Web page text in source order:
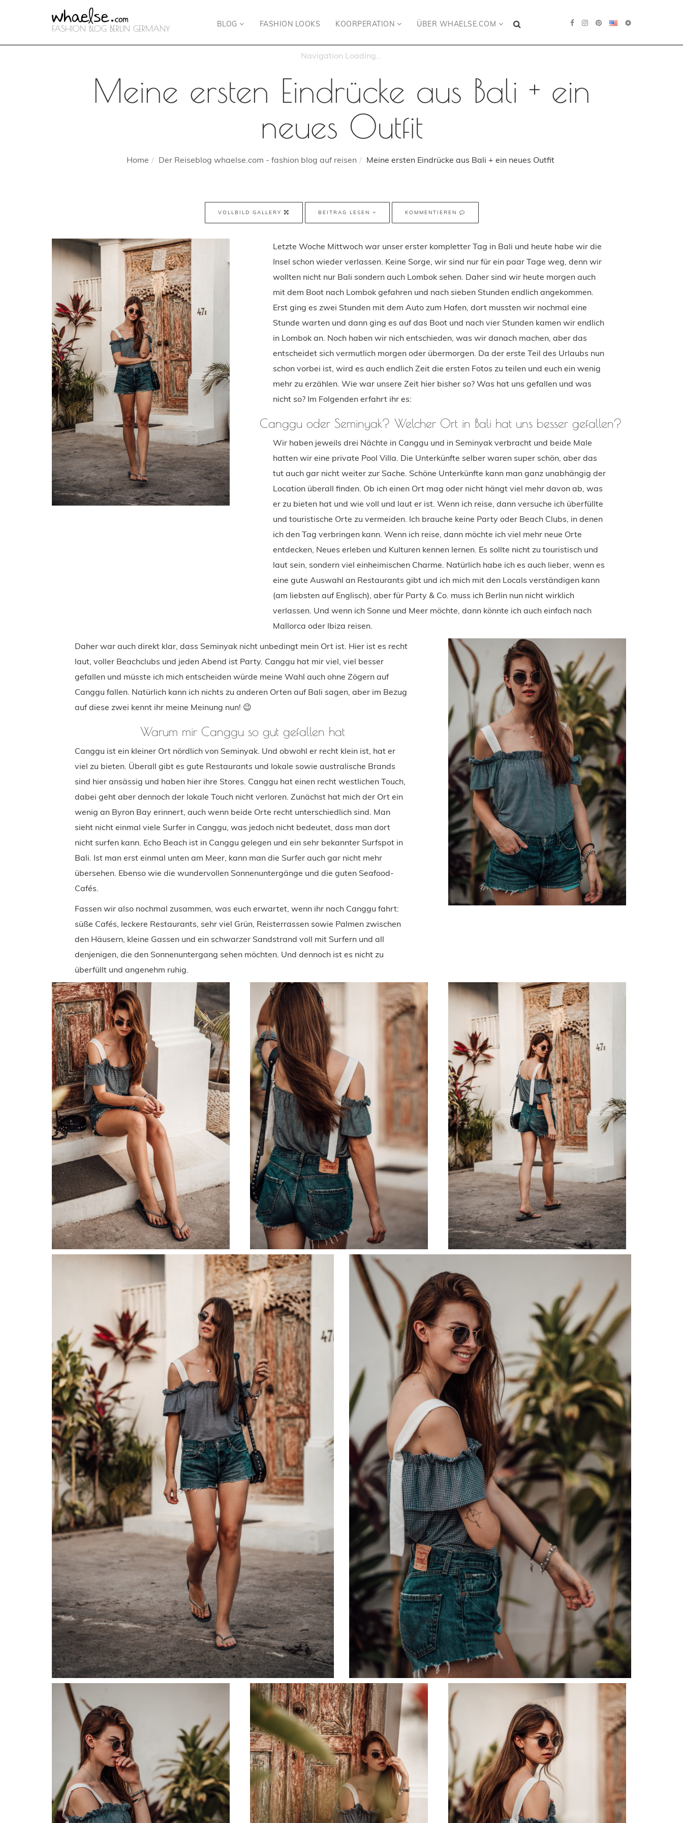
FASHION BLOG BERLIN GERMANY
BLOG FASHION LOOKS KOORPERATION ÜBER WHAELSE.COM
Meine ersten Eindrücke aus Bali + ein
neues Outfit
Home Der Reiseblog whaelse.com - fashion blog auf reisen Meine ersten Eindrücke aus Bali + ein neues Outfit
VOLLBILD GALLERY BEITRAG LESEN KOMMENTIEREN
Letzte Woche Mittwoch war unser erster kompletter Tag in Bali und heute habe wir die
Insel schon wieder verlassen. Keine Sorge, wir sind nur für ein paar Tage weg, denn wir
wollten nicht nur Bali sondern auch Lombok sehen. Daher sind wir heute morgen auch
mit dem Boot nach Lombok gefahren und nach sieben Stunden endlich angekommen.
Erst ging es zwei Stunden mit dem Auto zum Hafen, dort mussten wir nochmal eine
Stunde warten und dann ging es auf das Boot und nach vier Stunden kamen wir endlich
in Lombok an. Noch haben wir nich entschieden, was wir danach machen, aber das
entscheidet sich vermutlich morgen oder übermorgen. Da der erste Teil des Urlaubs nun
schon vorbei ist, wird es auch endlich Zeit die ersten Fotos zu teilen und euch ein wenig
mehr zu erzählen. Wie war unsere Zeit hier bisher so? Was hat uns gefallen und was
nicht so? Im Folgenden erfahrt ihr es:
Canggu oder Seminyak? Welcher Ort in Bali hat uns besser gefallen?
Wir haben jeweils drei Nächte in Canggu und in Seminyak verbracht und beide Male
hatten wir eine private Pool Villa. Die Unterkünfte selber waren super schön, aber das
tut auch gar nicht weiter zur Sache. Schöne Unterkünfte kann man ganz unabhängig der
Location überall finden. Ob ich einen Ort mag oder nicht hängt viel mehr davon ab, was
er zu bieten hat und wie voll und laut er ist. Wenn ich reise, dann versuche ich überfüllte
und touristische Orte zu vermeiden. Ich brauche keine Party oder Beach Clubs, in denen
ich den Tag verbringen kann. Wenn ich reise, dann möchte ich viel mehr neue Orte
entdecken, Neues erleben und Kulturen kennen lernen. Es sollte nicht zu touristisch und
laut sein, sondern viel einheimischen Charme. Natürlich habe ich es auch lieber, wenn es
eine gute Auswahl an Restaurants gibt und ich mich mit den Locals verständigen kann
(am liebsten auf Englisch), aber für Party & Co. muss ich Berlin nun nicht wirklich
verlassen. Und wenn ich Sonne und Meer möchte, dann könnte ich auch einfach nach
Mallorca oder Ibiza reisen.
Daher war auch direkt klar, dass Seminyak nicht unbedingt mein Ort ist. Hier ist es recht
laut, voller Beachclubs und jeden Abend ist Party. Canggu hat mir viel, viel besser
gefallen und müsste ich mich entscheiden würde meine Wahl auch ohne Zögern auf
Canggu fallen. Natürlich kann ich nichts zu anderen Orten auf Bali sagen, aber im Bezug
auf diese zwei kennt ihr meine Meinung nun! 😉
Warum mir Canggu so gut gefallen hat
Canggu ist ein kleiner Ort nördlich von Seminyak. Und obwohl er recht klein ist, hat er
viel zu bieten. Überall gibt es gute Restaurants und lokale sowie australische Brands
sind hier ansässig und haben hier ihre Stores. Canggu hat einen recht westlichen Touch,
dabei geht aber dennoch der lokale Touch nicht verloren. Zunächst hat mich der Ort ein
wenig an Byron Bay erinnert, auch wenn beide Orte recht unterschiedlich sind. Man
sieht nicht einmal viele Surfer in Canggu, was jedoch nicht bedeutet, dass man dort
nicht surfen kann. Echo Beach ist in Canggu gelegen und ein sehr bekannter Surfspot in
Bali. Ist man erst einmal unten am Meer, kann man die Surfer auch gar nicht mehr
übersehen. Ebenso wie die wundervollen Sonnenuntergänge und die guten Seafood-
Cafés.
Fassen wir also nochmal zusammen, was euch erwartet, wenn ihr nach Canggu fahrt:
süße Cafés, leckere Restaurants, sehr viel Grün, Reisterrassen sowie Palmen zwischen
den Häusern, kleine Gassen und ein schwarzer Sandstrand voll mit Surfern und all
denjenigen, die den Sonnenuntergang sehen möchten. Und dennoch ist es nicht zu
überfüllt und angenehm ruhig.